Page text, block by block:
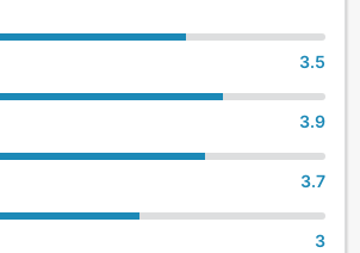
3.5
3.9
3.7
3